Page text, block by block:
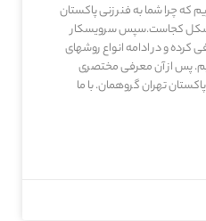
که چرا شما به فنر زنی پاکستان
مشکل کجاست.سپس سرویسکار
کرده و در ادامه انواع روشهای
پس از آن معرفی مختصری
تهران گروهمان. با ما